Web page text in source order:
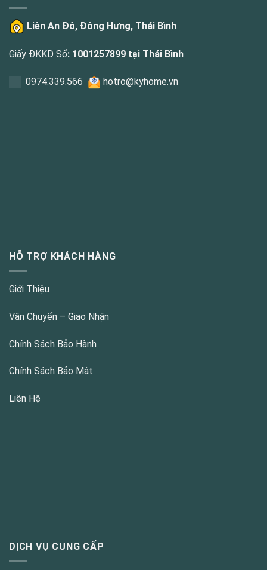
Liên An Đô, Đông Hưng, Thái Bình
Giấy ĐKKD Số: 1001257899 tại Thái Bình
0974.339.566 hotro@kyhome.vn
HỖ TRỢ KHÁCH HÀNG
Giới Thiệu
Vận Chuyển – Giao Nhận
Chính Sách Bảo Hành
Chính Sách Bảo Mật
Liên Hệ
DỊCH VỤ CUNG CẤP